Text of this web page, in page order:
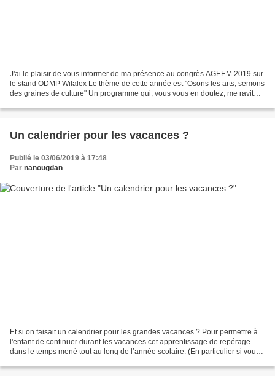
J'ai le plaisir de vous informer de ma présence au congrès AGEEM 2019 sur
le stand ODMP Wilalex Le thème de cette année est "Osons les arts, semons
des graines de culture" Un programme qui, vous vous en doutez, me ravit
Un calendrier pour les vacances ?
Publié le 03/06/2019 à 17:48
Par nanougdan
Et si on faisait un calendrier pour les grandes vacances ? Pour permettre à
l'enfant de continuer durant les vacances cet apprentissage de repérage
dans le temps mené tout au long de l’année scolaire. (En particulier si vous